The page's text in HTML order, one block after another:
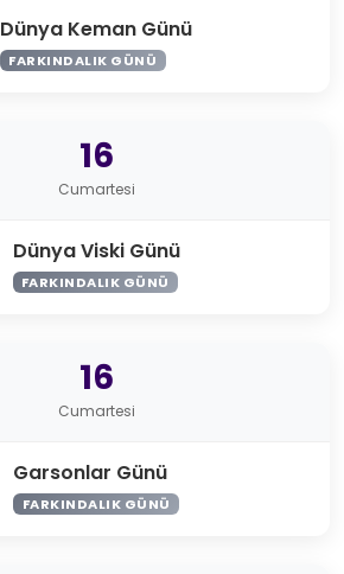
Dünya Keman Günü
FARKINDALIK GÜNÜ
16
Cumartesi
Dünya Viski Günü
FARKINDALIK GÜNÜ
16
Cumartesi
Garsonlar Günü
FARKINDALIK GÜNÜ